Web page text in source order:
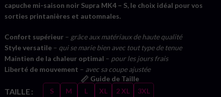
capuche mi-saison noir Supra MK4 – S, le choix idéal pour vos
sorties printanières et automnales.
Confort supérieur – grâce aux matériaux de haute qualité
Style versatile – qui se marie bien avec tout type de tenue
Maintien de la chaleur optimal – pour les jours frais
Liberté de mouvement – avec sa coupe ajustée
Guide de Taille
TAILLE S M L XL 2 XL 3XL